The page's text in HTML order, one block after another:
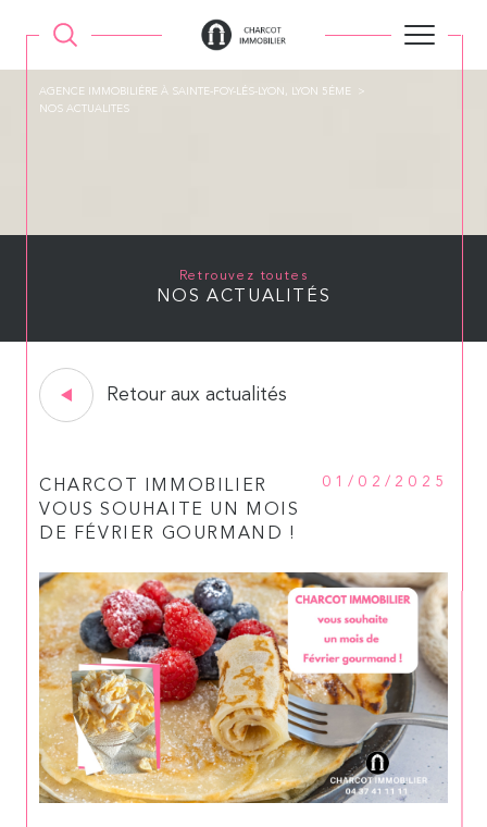
AGENCE IMMOBILIÉRE À SAINTE-FOY-LÉS-LYON, LYON 5ÉME
NOS ACTUALITES
Retrouvez toutes
NOS ACTUALITÉS
Retour aux actualités
CHARCOT IMMOBILIER
VOUS SOUHAITE UN MOIS
DE FÉVRIER GOURMAND !
01/02/2025